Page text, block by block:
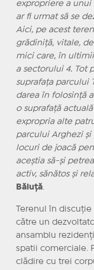
expropriere a unui
ar fi urmat să se
Aici, pe acest
grădiniță, vitale,
mici care, în
a sectorului 4. Tot
suprafața parcului
darea în folosință
o suprafață
expropria alte
parcului Arghezi
locuri de joacă
aceștia să-și
activ, sănătos și
Băluță.
Terenul în discuție
către un
ansamblu
spatii comerciale.
clădire cu trei